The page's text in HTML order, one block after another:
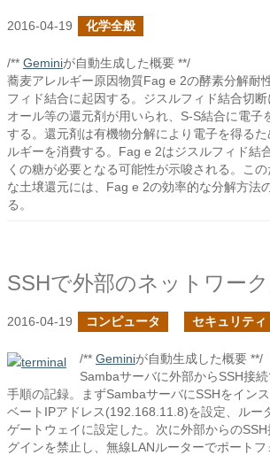
2016-04-19 化学全般
/** Geminiが自動生成した概要 **/
蕎麦アレルギー原因物質Fag e 2の酵素分解耐
フィド結合に起因する。ジスルフィド結合切
オール等の還元剤が用いられ、S-S結合に電子
する。還元剤は有機物分解により電子を得る
ルギーを消費する。Fag e 2はジスルフィド結
くの糖が必要となる可能性が示唆される。こ
な土壌還元には、Fag e 2の効率的な分解方法
る。
2016-04-19 コンピュータ セキュリティ
/** Geminiが自動生成した概要 **/
Sambaサーバに外部からSSH接
手順の記録。まずSambaサーバにSSHをイン
ベートIPアドレス(192.168.11.8)を設定、ルー
ゲートウェイに設定した。次に外部からの
グインを禁止し、無線LANルーターでポート